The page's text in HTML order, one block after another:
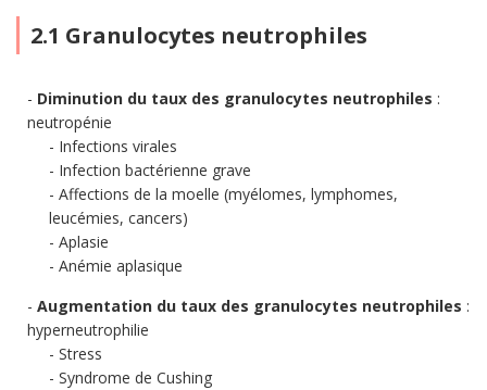
2.1 Granulocytes neutrophiles
Diminution du taux des granulocytes neutrophiles :
neutropénie
Infections virales
Infection bactérienne grave
Affections de la moelle (myélomes, lymphomes,
leucémies, cancers)
Aplasie
Anémie aplasique
Augmentation du taux des granulocytes neutrophiles :
hyperneutrophilie
Stress
Syndrome de Cushing